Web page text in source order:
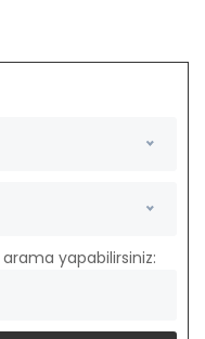
yapabilirsiniz: